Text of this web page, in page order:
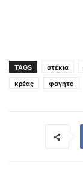
TAGS στέκια
κρέας
φαγητό